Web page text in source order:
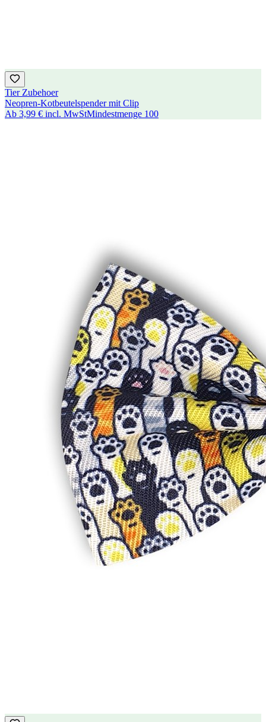
Tier Zubehoer
Neopren-Kotbeutelspender mit Clip
Ab 3,99 € incl. MwStMindestmenge 100